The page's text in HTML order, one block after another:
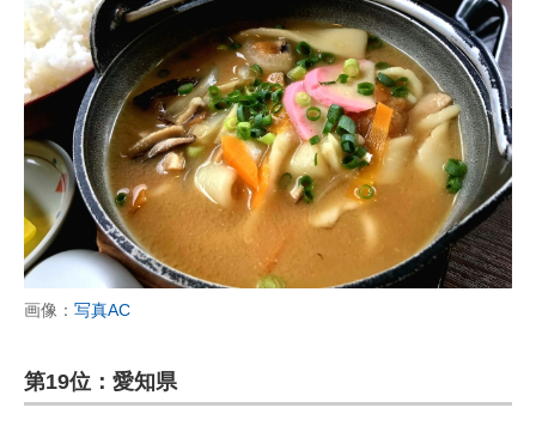
画像： 写真AC
第19位：愛知県